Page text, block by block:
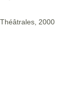
2000